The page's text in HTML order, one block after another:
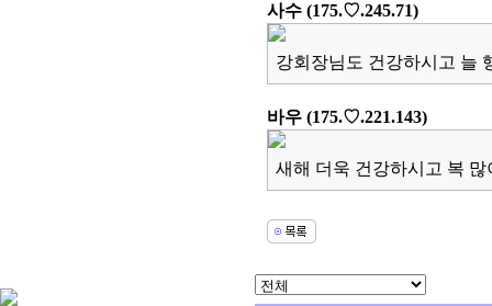
사수(175.♡.245.71)
강회장님도 건강하시고 늘
바우(175.♡.221.143)
새해 더욱 건강하시고 복